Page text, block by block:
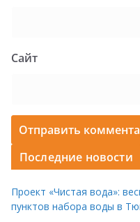
Сайт
Последние новости
Проект «Чистая вода»:
пунктов набора воды в